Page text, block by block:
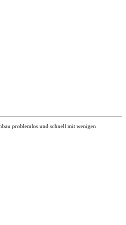
problemlos und schnell mit wenigen